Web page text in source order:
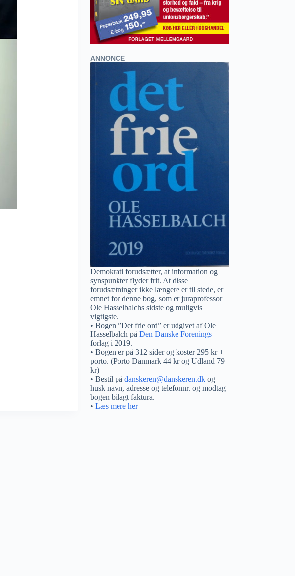
ANNONCE
Demokrati forudsætter, at information og
synspunkter flyder frit. At disse
forudsætninger ikke længere er til stede, er
emnet for denne bog, som er juraprofessor
Ole Hasselbalchs sidste og muligvis
vigtigste.
• Bogen ”Det frie ord” er udgivet af Ole
Hasselbalch påDen Danske Forenings
forlag i 2019.
• Bogen er på 312 sider og koster 295 kr +
porto. (Porto Danmark 44 kr og Udland 79
kr)
• Bestil pådanskeren@danskeren.dk og
husk navn, adresse og telefonnr. og modtag
bogen bilagt faktura.
•Læs mere her